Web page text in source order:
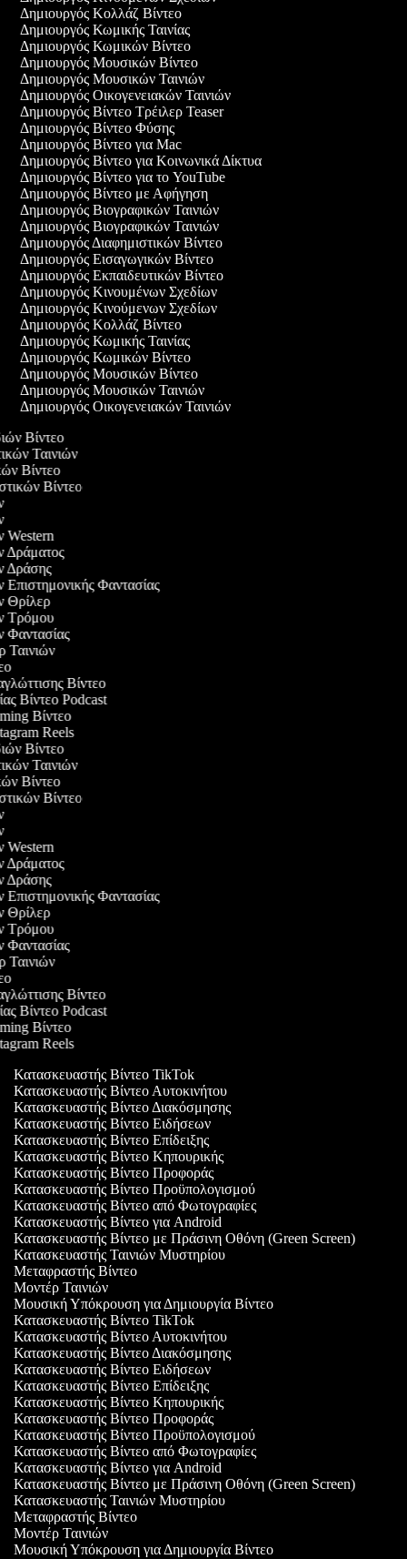
Δημιουργός Κολλάζ Βίντεο
Δημιουργός Κωμικής Ταινίας
Δημιουργός Κωμικών Βίντεο
Δημιουργός Μουσικών Βίντεο
Δημιουργός Μουσικών Ταινιών
Δημιουργός Οικογενειακών Ταινιών
Δημιουργός Βίντεο Τρέιλερ Teaser
Δημιουργός Βίντεο Φύσης
Δημιουργός Βίντεο για Mac
Δημιουργός Βίντεο για Κοινωνικά Δίκτυα
Δημιουργός Βίντεο για το YouTube
Δημιουργός Βίντεο με Αφήγηση
Δημιουργός Βιογραφικών Ταινιών
Δημιουργός Βιογραφικών Ταινιών
Δημιουργός Διαφημιστικών Βίντεο
Δημιουργός Εισαγωγικών Βίντεο
Δημιουργός Εκπαιδευτικών Βίντεο
Δημιουργός Κινουμένων Σχεδίων
Δημιουργός Κινούμενων Σχεδίων
Δημιουργός Κολλάζ Βίντεο
Δημιουργός Κωμικής Ταινίας
Δημιουργός Κωμικών Βίντεο
Δημιουργός Μουσικών Βίντεο
Δημιουργός Μουσικών Ταινιών
Δημιουργός Οικογενειακών Ταινιών
Βίντεο
Ταινιών
Βίντεο
Βίντεο
Western
Δράματος
Δράσης
Επιστημονικής Φαντασίας
Θρίλερ
Τρόμου
Φαντασίας
Ταινιών
Βίντεο
Βίντεο Podcast
Βίντεο
Reels
Βίντεο
Ταινιών
Βίντεο
Βίντεο
Western
Δράματος
Δράσης
Επιστημονικής Φαντασίας
Θρίλερ
Τρόμου
Φαντασίας
Ταινιών
Βίντεο
Βίντεο Podcast
Βίντεο
Reels
Κατασκευαστής Βίντεο TikTok
Κατασκευαστής Βίντεο Αυτοκινήτου
Κατασκευαστής Βίντεο Διακόσμησης
Κατασκευαστής Βίντεο Ειδήσεων
Κατασκευαστής Βίντεο Επίδειξης
Κατασκευαστής Βίντεο Κηπουρικής
Κατασκευαστής Βίντεο Προφοράς
Κατασκευαστής Βίντεο Προϋπολογισμού
Κατασκευαστής Βίντεο από Φωτογραφίες
Κατασκευαστής Βίντεο για Android
Κατασκευαστής Βίντεο με Πράσινη Οθόνη (Green Screen)
Κατασκευαστής Ταινιών Μυστηρίου
Μεταφραστής Βίντεο
Μοντέρ Ταινιών
Μουσική Υπόκρουση για Δημιουργία Βίντεο
Κατασκευαστής Βίντεο TikTok
Κατασκευαστής Βίντεο Αυτοκινήτου
Κατασκευαστής Βίντεο Διακόσμησης
Κατασκευαστής Βίντεο Ειδήσεων
Κατασκευαστής Βίντεο Επίδειξης
Κατασκευαστής Βίντεο Κηπουρικής
Κατασκευαστής Βίντεο Προφοράς
Κατασκευαστής Βίντεο Προϋπολογισμού
Κατασκευαστής Βίντεο από Φωτογραφίες
Κατασκευαστής Βίντεο για Android
Κατασκευαστής Βίντεο με Πράσινη Οθόνη (Green Screen)
Κατασκευαστής Ταινιών Μυστηρίου
Μεταφραστής Βίντεο
Μοντέρ Ταινιών
Μουσική Υπόκρουση για Δημιουργία Βίντεο